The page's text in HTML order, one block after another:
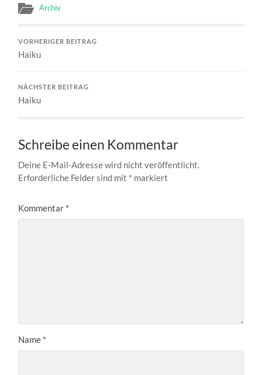
Archiv
VORHERIGER BEITRAG
Haiku
NÄCHSTER BEITRAG
Haiku
Schreibe einen Kommentar
Deine E-Mail-Adresse wird nicht veröffentlicht.
Erforderliche Felder sind mit * markiert
Kommentar *
Name *